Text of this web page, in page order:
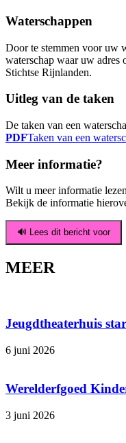
Waterschappen
Door te stemmen voor uw
waterschap waar uw adres
Stichtse Rijnlanden.
Uitleg van de taken
De taken van een
PDFTaken van een
Meer informatie?
Wilt u meer informatie
Bekijk de informatie
🔊 Lees dit bericht voor
MEER
Jeugdtheaterhuis
6 juni 2026
Werelderfgoed
3 juni 2026